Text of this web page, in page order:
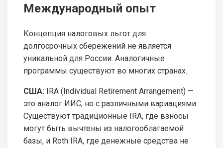
Международный опыт
Концепция налоговых льгот для
долгосрочных сбережений не является
уникальной для России. Аналогичные
программы существуют во многих странах.
США: IRA (Individual Retirement Arrangement) —
это аналог ИИС, но с различными вариациями.
Существуют традиционные IRA, где взносы
могут быть вычтены из налогооблагаемой
базы, и Roth IRA, где денежные средства не